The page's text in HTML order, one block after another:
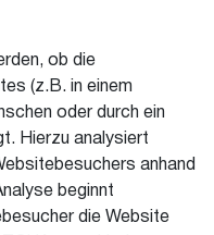
ob die
(z.B. in einem
oder durch ein
Hierzu analysiert
anhand
beginnt
die Website